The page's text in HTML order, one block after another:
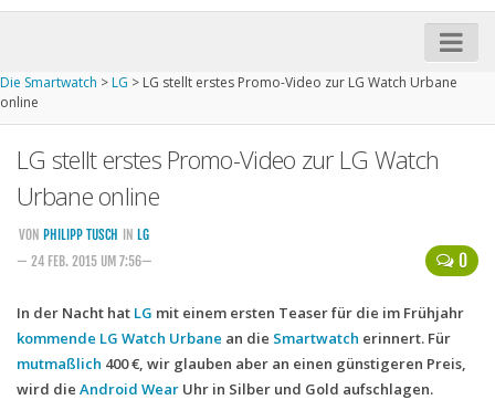
iPhone kaufen
Startseite
Kommende Smartwatches
Handytarife
Smartphonetarife
Datentarife
Die Smartwatch >LG > LG stellt erstes Promo-Video zur LG Watch Urbane
online
LG stellt erstes Promo-Video zur LG Watch
Urbane online
0
VON PHILIPP TUSCH IN LG
— 24 FEB. 2015 UM 7:56—
In der Nacht hat LG mit einem ersten Teaser für die im Frühjahr
kommende LG Watch Urbane an die Smartwatch erinnert. Für
mutmaßlich 400 €, wir glauben aber an einen günstigeren Preis,
wird die Android Wear Uhr in Silber und Gold aufschlagen.